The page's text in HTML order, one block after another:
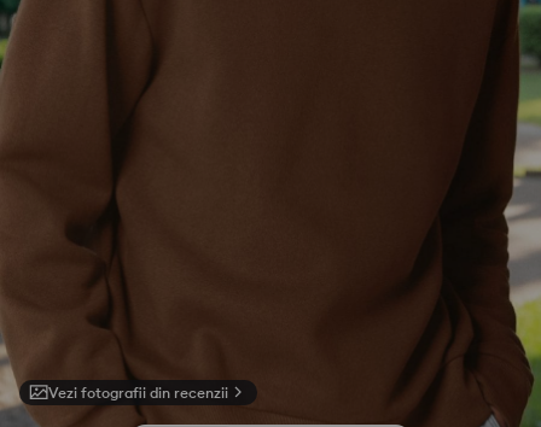
Vezi fotografii din recenzii